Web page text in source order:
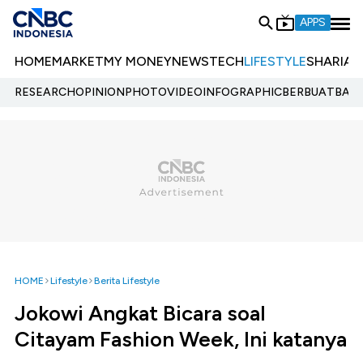
APPS
HOMEMARKETMY MONEYNEWSTECHLIFESTYLESHARIA
RESEARCHOPINIONPHOTOVIDEOINFOGRAPHIC
HOME Lifestyle Berita Lifestyle
Jokowi Angkat Bicara soal
Citayam Fashion Week, Ini katanya